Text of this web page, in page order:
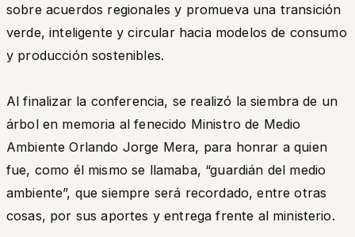
sobre acuerdos regionales y promueva una transición
verde, inteligente y circular hacia modelos de consumo
y producción sostenibles.
Al finalizar la conferencia, se realizó la siembra de un
árbol en memoria al fenecido Ministro de Medio
Ambiente Orlando Jorge Mera, para honrar a quien
fue, como él mismo se llamaba, “guardián del medio
ambiente”, que siempre será recordado, entre otras
cosas, por sus aportes y entrega frente al ministerio.